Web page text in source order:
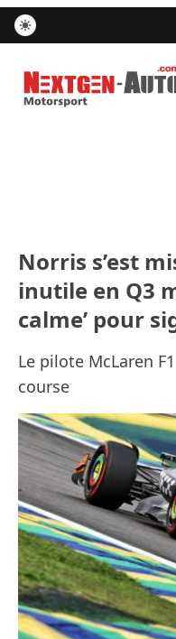
Nextgen-Auto.com
Norris s’est
inutile en Q3
calme’ pour
Le pilote McLaren
course